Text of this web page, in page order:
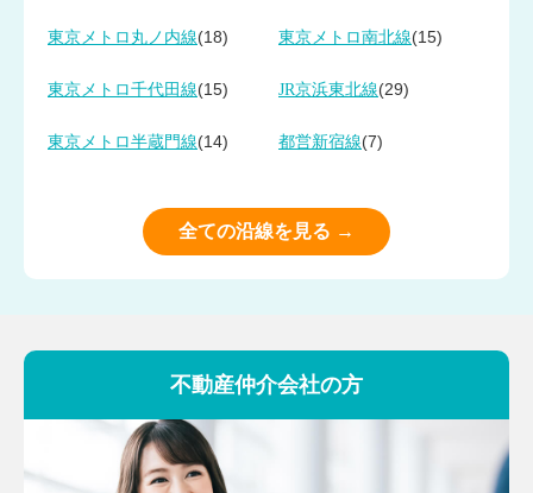
東京メトロ丸ノ内線(18) 東京メトロ南北線(15)
東京メトロ千代田線(15) JR京浜東北線(29)
東京メトロ半蔵門線(14) 都営新宿線(7)
全ての沿線を見る →
不動産仲介会社の方